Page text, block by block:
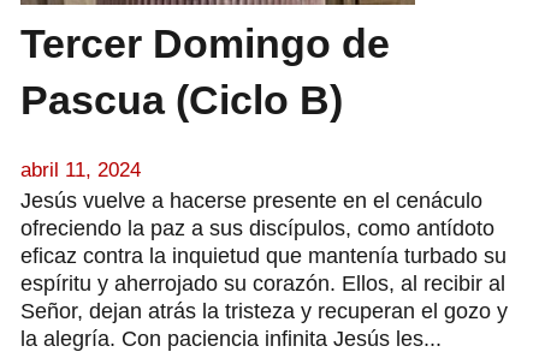
Tercer Domingo de
Pascua (Ciclo B)
abril 11, 2024
Jesús vuelve a hacerse presente en el cenáculo
ofreciendo la paz a sus discípulos, como antídoto
eficaz contra la inquietud que mantenía turbado su
espíritu y aherrojado su corazón. Ellos, al recibir al
Señor, dejan atrás la tristeza y recuperan el gozo y
la alegría. Con paciencia infinita Jesús les...